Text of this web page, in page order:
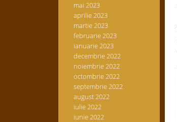
mai 2023
aprilie 2023
martie 2023
februarie 2023
ianuarie 2023
decembrie 2022
noiembrie 2022
octombrie 2022
septembrie 2022
august 2022
iulie 2022
iunie 2022